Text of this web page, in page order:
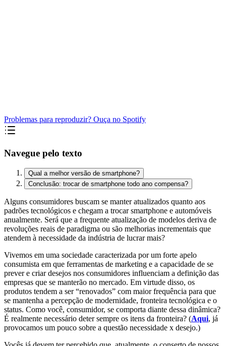
Problemas para reproduzir? Ouça no Spotify
Navegue pelo texto
Qual a melhor versão de smartphone?
Conclusão: trocar de smartphone todo ano compensa?
Alguns consumidores buscam se manter atualizados quanto aos
padrões tecnológicos e chegam a trocar smartphone e automóveis
anualmente. Será que a frequente atualização de modelos deriva de
revoluções reais de paradigma ou são melhorias incrementais que
atendem à necessidade da indústria de lucrar mais?
Vivemos em uma sociedade caracterizada por um forte apelo
consumista em que ferramentas de marketing e a capacidade de se
prever e criar desejos nos consumidores influenciam a definição das
empresas que se manterão no mercado. Em virtude disso, os
produtos tendem a ser “renovados” com maior frequência para que
se mantenha a percepção de modernidade, fronteira tecnológica e o
status. Como você, consumidor, se comporta diante dessa dinâmica?
É realmente necessário deter sempre os itens da fronteira? (Aqui, já
provocamos um pouco sobre a questão necessidade x desejo.)